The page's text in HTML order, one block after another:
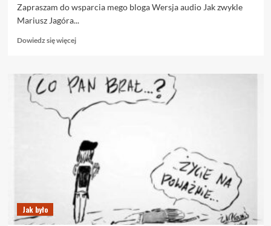
Zapraszam do wsparcia mego bloga Wersja audio Jak zwykle
Mariusz Jagóra...
Dowiedz się więcejDowiedz
10.03.
Paniki
sianie
na
Jak było